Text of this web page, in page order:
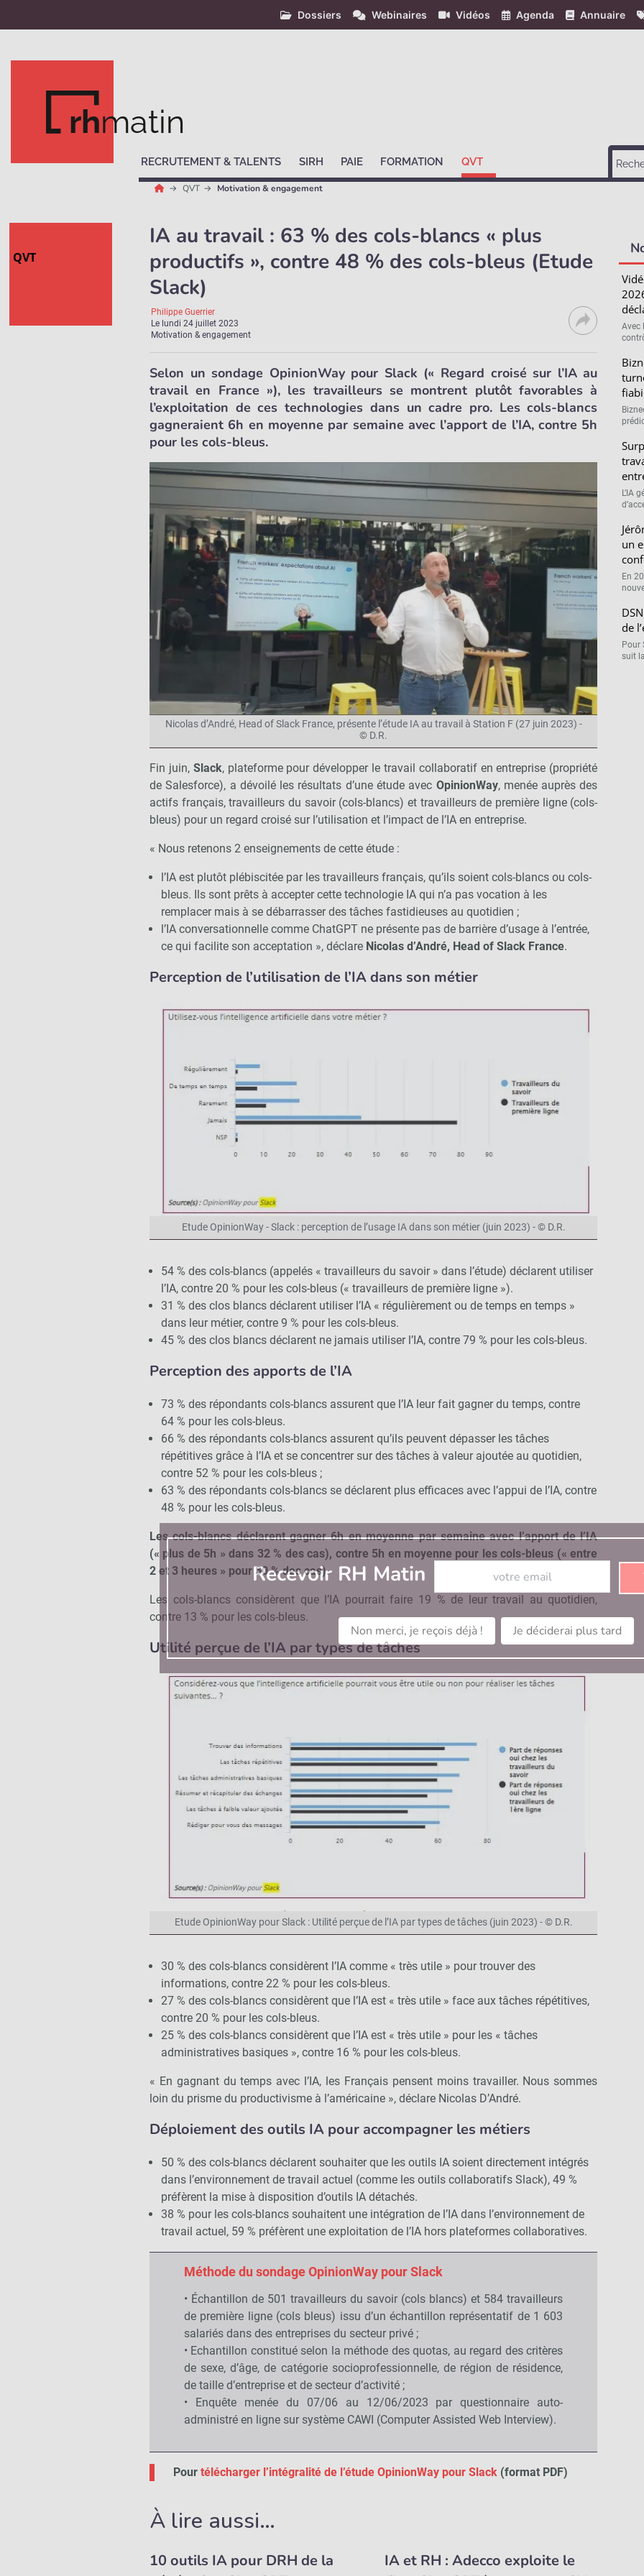
Dossiers Webinaires Vidéos Agenda Annuaire
rhmatin
RECRUTEMENT & TALENTS SIRH PAIE FORMATION QVT
QVT Motivation & engagement
QVT
IA au travail : 63 % des cols-blancs « plus
productifs », contre 48 % des cols-bleus (Etude
Slack)
Philippe Guerrier
Le lundi 24 juillet 2023
Motivation & engagement
Selon un sondage OpinionWay pour Slack (« Regard croisé sur l’IA au
travail en France »), les travailleurs se montrent plutôt favorables à
l’exploitation de ces technologies dans un cadre pro. Les cols-blancs
gagneraient 6h en moyenne par semaine avec l’apport de l’IA, contre 5h
pour les cols-bleus.
Nicolas d’André, Head of Slack France, présente l’étude IA au travail à Station F (27 juin 2023) -
© D.R.
Fin juin, Slack, plateforme pour développer le travail collaboratif en entreprise (propriété
de Salesforce), a dévoilé les résultats d’une étude avec OpinionWay, menée auprès des
actifs français, travailleurs du savoir (cols-blancs) et travailleurs de première ligne (cols-
bleus) pour un regard croisé sur l’utilisation et l’impact de l’IA en entreprise.
« Nous retenons 2 enseignements de cette étude :
l’IA est plutôt plébiscitée par les travailleurs français, qu’ils soient cols-blancs ou cols-
bleus. Ils sont prêts à accepter cette technologie IA qui n’a pas vocation à les
remplacer mais à se débarrasser des tâches fastidieuses au quotidien ;
l’IA conversationnelle comme ChatGPT ne présente pas de barrière d’usage à l’entrée,
ce qui facilite son acceptation », déclare Nicolas d’André, Head of Slack France.
Perception de l’utilisation de l’IA dans son métier
Etude OpinionWay - Slack : perception de l’usage IA dans son métier (juin 2023) - © D.R.
54 % des cols-blancs (appelés « travailleurs du savoir » dans l’étude) déclarent utiliser
l’IA, contre 20 % pour les cols-bleus (« travailleurs de première ligne »).
31 % des clos blancs déclarent utiliser l’IA « régulièrement ou de temps en temps »
dans leur métier, contre 9 % pour les cols-bleus.
45 % des clos blancs déclarent ne jamais utiliser l’IA, contre 79 % pour les cols-bleus.
Perception des apports de l’IA
73 % des répondants cols-blancs assurent que l’IA leur fait gagner du temps, contre
64 % pour les cols-bleus.
66 % des répondants cols-blancs assurent qu’ils peuvent dépasser les tâches
répétitives grâce à l’IA et se concentrer sur des tâches à valeur ajoutée au quotidien,
contre 52 % pour les cols-bleus ;
63 % des répondants cols-blancs se déclarent plus efficaces avec l’appui de l’IA, contre
48 % pour les cols-bleus.
Les cols-blancs déclarent gagner 6h en moyenne par semaine avec l’apport de l’IA
(« plus de 5h » dans 32 % des cas), contre 5h en moyenne pour les cols-bleus (« entre
2 et 3 heures » pour 30 % des cas).
Les cols-blancs considèrent que l’IA pourrait faire 19 % de leur travail au quotidien,
contre 13 % pour les cols-bleus.
Utilité perçue de l’IA par types de tâches
Etude OpinionWay pour Slack : Utilité perçue de l’IA par types de tâches (juin 2023) - © D.R.
30 % des cols-blancs considèrent l’IA comme « très utile » pour trouver des
informations, contre 22 % pour les cols-bleus.
27 % des cols-blancs considèrent que l’IA est « très utile » face aux tâches répétitives,
contre 20 % pour les cols-bleus.
25 % des cols-blancs considèrent que l’IA est « très utile » pour les « tâches
administratives basiques », contre 16 % pour les cols-bleus.
« En gagnant du temps avec l’IA, les Français pensent moins travailler. Nous sommes
loin du prisme du productivisme à l’américaine », déclare Nicolas D’André.
Déploiement des outils IA pour accompagner les métiers
50 % des cols-blancs déclarent souhaiter que les outils IA soient directement intégrés
dans l’environnement de travail actuel (comme les outils collaboratifs Slack), 49 %
préfèrent la mise à disposition d’outils IA détachés.
38 % pour les cols-blancs souhaitent une intégration de l’IA dans l’environnement de
travail actuel, 59 % préfèrent une exploitation de l’IA hors plateformes collaboratives.
Méthode du sondage OpinionWay pour Slack
• Échantillon de 501 travailleurs du savoir (cols blancs) et 584 travailleurs
de première ligne (cols bleus) issu d’un échantillon représentatif de 1 603
salariés dans des entreprises du secteur privé ;
• Echantillon constitué selon la méthode des quotas, au regard des critères
de sexe, d’âge, de catégorie socioprofessionnelle, de région de résidence,
de taille d’entreprise et de secteur d’activité ;
• Enquête menée du 07/06 au 12/06/2023 par questionnaire auto-
administré en ligne sur système CAWI (Computer Assisted Web Interview).
Pour télécharger l’intégralité de l’étude OpinionWay pour Slack (format PDF)
À lire aussi…
10 outils IA pour DRH de la
IA et RH : Adecco exploite le
Avec
L’IA
un
En
de
Pour
suit
Recevoir RH Matin Abonnez-vous à notre newsletter
Non merci, je reçois déjà ! Je déciderai plus tard